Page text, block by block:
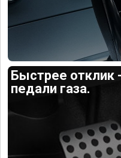
Быстрее отклик
педали газа.